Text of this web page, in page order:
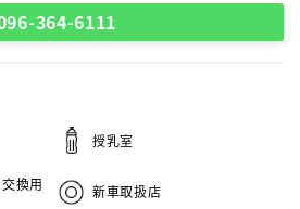
364-6111
授乳室
換用
新車取扱店